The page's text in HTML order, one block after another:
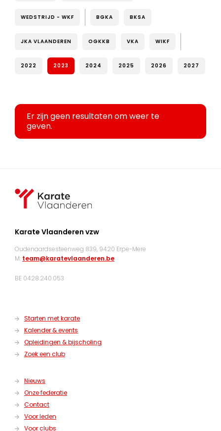
WEDSTRIJD - WKF BGKA BKSA
JKA VLAANDEREN OGKKB VKA WIKF
2022 2023 2024 2025 2026 2027
Er zijn geen resultaten om weer te
geven.
Karate Vlaanderen vzw
Oudenaardsesteenweg 839, 9420 Erpe-Mere
M: team@karatevlaanderen.be
BE 0428.240.053
Starten met karate
Kalender & events
Opleidingen & bijscholing
Zoek een club
Nieuws
Onze federatie
Contact
Voor leden
Voor clubs